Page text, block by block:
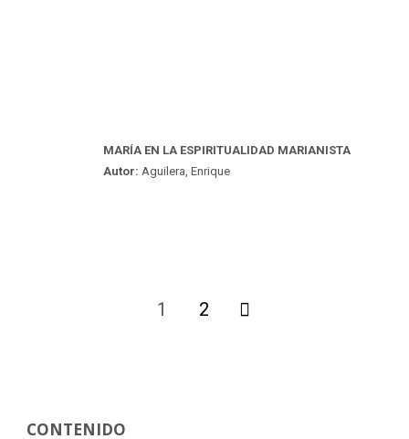
MARÍA EN LA ESPIRITUALIDAD MARIANISTA
Autor: Aguilera, Enrique
1 2
CONTENIDO